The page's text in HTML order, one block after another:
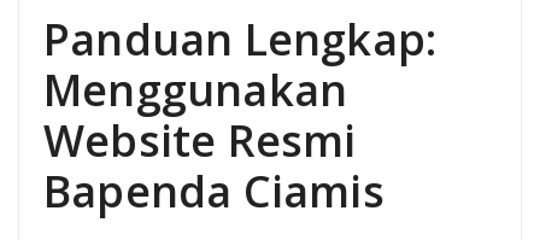
Panduan Lengkap:
Menggunakan
Website Resmi
Bapenda Ciamis